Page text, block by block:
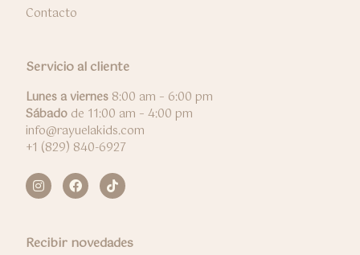
Contacto
Servicio al cliente
Lunes a viernes 8:00 am – 6:00 pm
Sábado de 11:00 am – 4:00 pm
info@rayuelakids.com
+1 (829) 840-6927
Recibir novedades